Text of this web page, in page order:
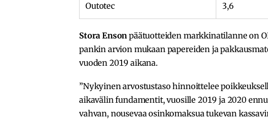
Outotec 3,6
Stora Enson päätuotteiden markkinatilanne on
pankin arvion mukaan papereiden ja
vuoden 2019 aikana.
”Nykyinen arvostustaso hinnoittelee
aikavälin fundamentit, vuosille 2019 ja 2020
vahvan, nousevaa osinkomaksua tukevan